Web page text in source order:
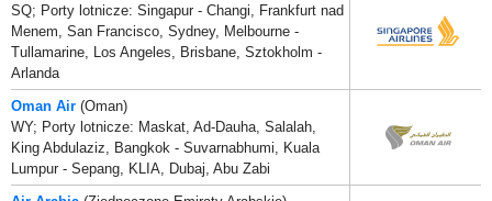
SQ; Porty lotnicze: Singapur - Changi, Frankfurt nad
Menem, San Francisco, Sydney, Melbourne -
Tullamarine, Los Angeles, Brisbane, Sztokholm -
Arlanda
Oman Air (Oman)
WY; Porty lotnicze: Maskat, Ad-Dauha, Salalah,
King Abdulaziz, Bangkok - Suvarnabhumi, Kuala
Lumpur - Sepang, KLIA, Dubaj, Abu Zabi